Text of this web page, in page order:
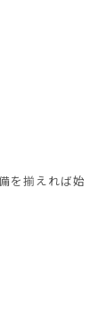
を揃えれば始